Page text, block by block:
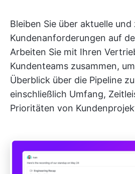
Bleiben Sie über aktuelle
Kundenanforderungen auf
Arbeiten Sie mit Ihren
Kundenteams zusammen,
Überblick über die Pipeline
einschließlich Umfang,
Prioritäten von